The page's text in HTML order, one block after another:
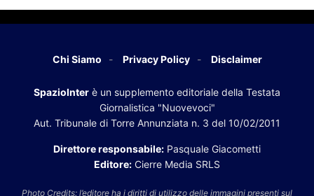
Chi Siamo Privacy Policy Disclaimer
SpazioInter è un supplemento editoriale della Testata
Giornalistica "Nuovevoci"
Aut. Tribunale di Torre Annunziata n. 3 del 10/02/2011
Direttore responsabile: Pasquale Giacometti
Editore: Cierre Media SRLS
Photo Credits: l’editore ha i diritti di utilizzo delle immagini presenti sul